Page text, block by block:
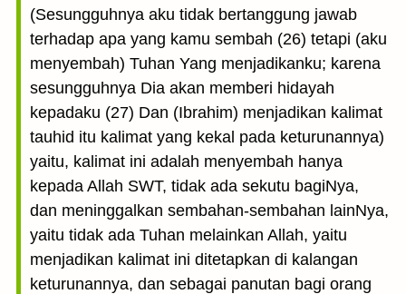
(Sesungguhnya aku tidak bertanggung jawab
terhadap apa yang kamu sembah (26) tetapi (aku
menyembah) Tuhan Yang menjadikanku; karena
sesungguhnya Dia akan memberi hidayah
kepadaku (27) Dan (Ibrahim) menjadikan kalimat
tauhid itu kalimat yang kekal pada keturunannya)
yaitu, kalimat ini adalah menyembah hanya
kepada Allah SWT, tidak ada sekutu bagiNya,
dan meninggalkan sembahan-sembahan lainNya,
yaitu tidak ada Tuhan melainkan Allah, yaitu
menjadikan kalimat ini ditetapkan di kalangan
keturunannya, dan sebagai panutan bagi orang